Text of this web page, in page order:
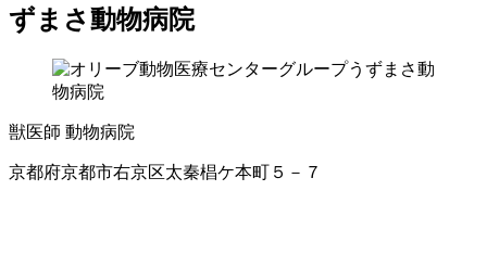
ずまさ動物病院
獣医師 動物病院
京都府京都市右京区太秦椙ケ本町５－７